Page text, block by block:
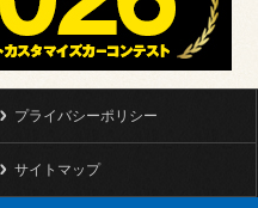
プライバシーポリシー
サイトマップ